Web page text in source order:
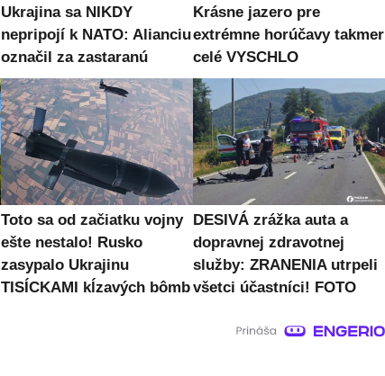
Ukrajina sa NIKDY
nepripojí k NATO: Alianciu
označil za zastaranú
Krásne jazero pre
extrémne horúčavy takmer
celé VYSCHLO
Toto sa od začiatku vojny
ešte nestalo! Rusko
zasypalo Ukrajinu
TISÍCKAMI kĺzavých bômb
DESIVÁ zrážka auta a
dopravnej zdravotnej
služby: ZRANENIA utrpeli
všetci účastníci! FOTO